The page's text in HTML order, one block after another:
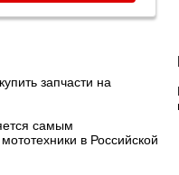
запчасти на
самым
в Российской